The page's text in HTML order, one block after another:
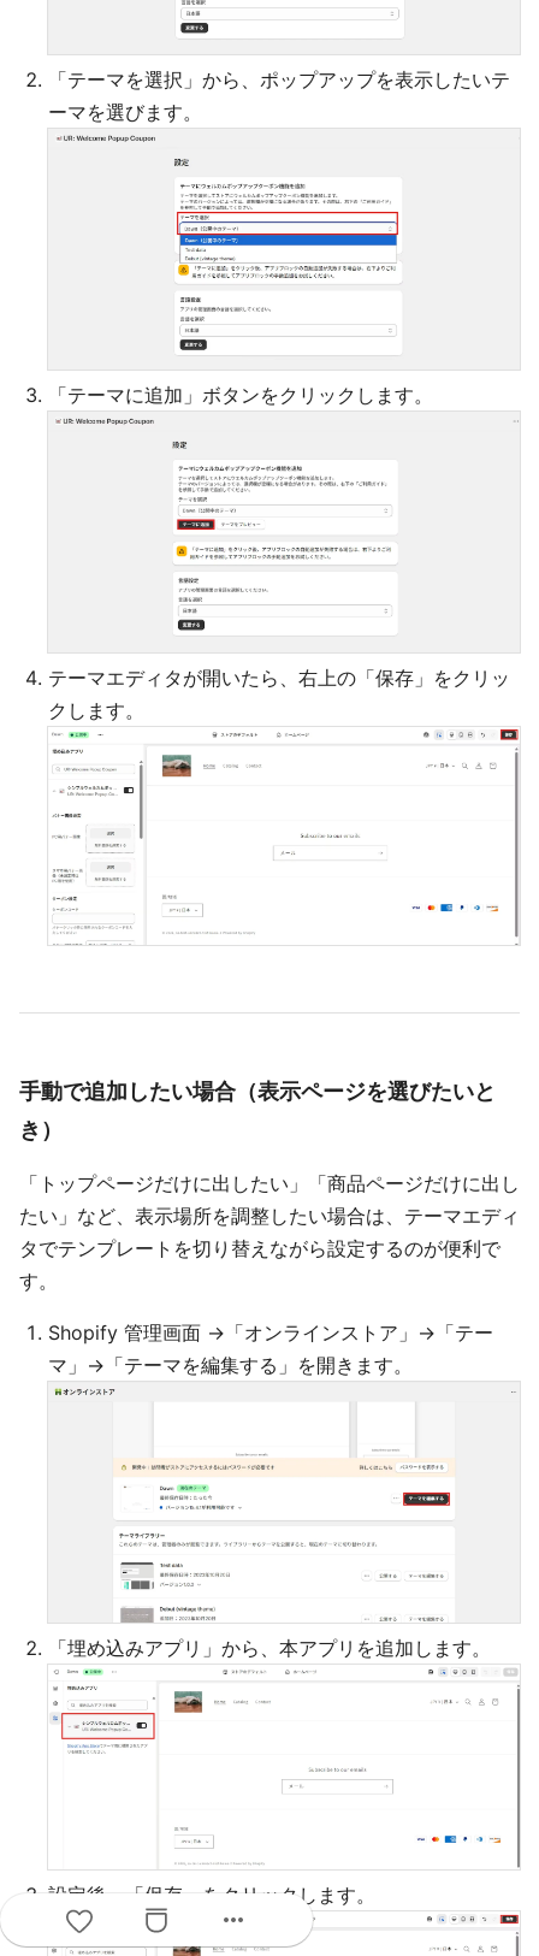
「テーマを選択」から、ポップアップを表示したいテ
ーマを選びます。
「テーマに追加」ボタンをクリックします。
テーマエディタが開いたら、右上の「保存」をクリッ
クします。
手動で追加したい場合（表示ページを選びたいと
き）
「トップページだけに出したい」「商品ページだけに出し
たい」など、表示場所を調整したい場合は、テーマエディ
タでテンプレートを切り替えながら設定するのが便利で
す。
Shopify 管理画面 →「オンラインストア」→「テー
マ」→「テーマを編集する」を開きます。
「埋め込みアプリ」から、本アプリを追加します。
設定後、「保存」をクリックします。
more_horiz